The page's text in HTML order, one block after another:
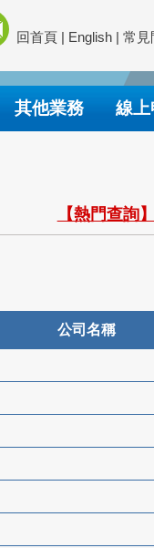
回首頁 | English | 常見
其他業務 線上
【熱門查詢
公司名稱